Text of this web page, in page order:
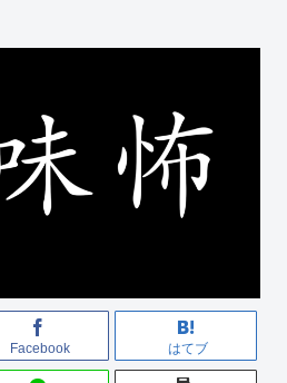
Facebook はてブ